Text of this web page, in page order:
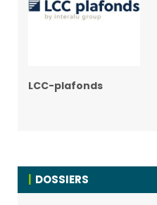
LCC-plafonds
DOSSIERS